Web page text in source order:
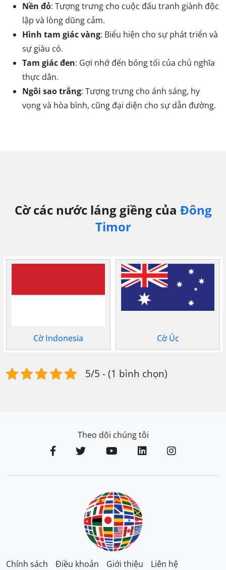
Nền đỏ: Tượng trưng cho cuộc đấu tranh giành độc
lập và lòng dũng cảm.
Hình tam giác vàng: Biểu hiện cho sự phát triển và
sự giàu có.
Tam giác đen: Gợi nhớ đến bóng tối của chủ nghĩa
thực dân.
Ngôi sao trắng: Tượng trưng cho ánh sáng, hy
vọng và hòa bình, cũng đại diện cho sự dẫn đường.
Cờ các nước láng giềng của Đông
Timor
Cờ Indonesia Cờ Úc
5/5 - (1 bình chọn)
Theo dõi chúng tôi
Chính sách Điều khoản Giới thiệu Liên hệ